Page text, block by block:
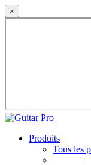
×
Produits
Tous les